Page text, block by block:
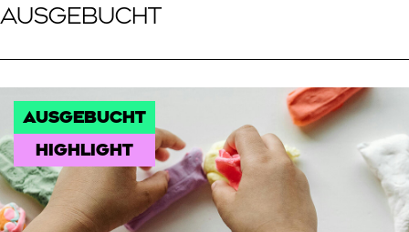
AUSGEBUCHT
AUSGEBUCHT
HIGHLIGHT